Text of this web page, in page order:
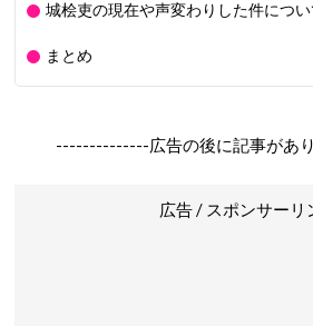
城桧吏の現在や声変わりした件につい
まとめ
--------------広告の後に記事があ
広告 / スポンサーリ